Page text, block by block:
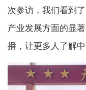
次参访，我们看到
产业发展方面的显
播，让更多人了解